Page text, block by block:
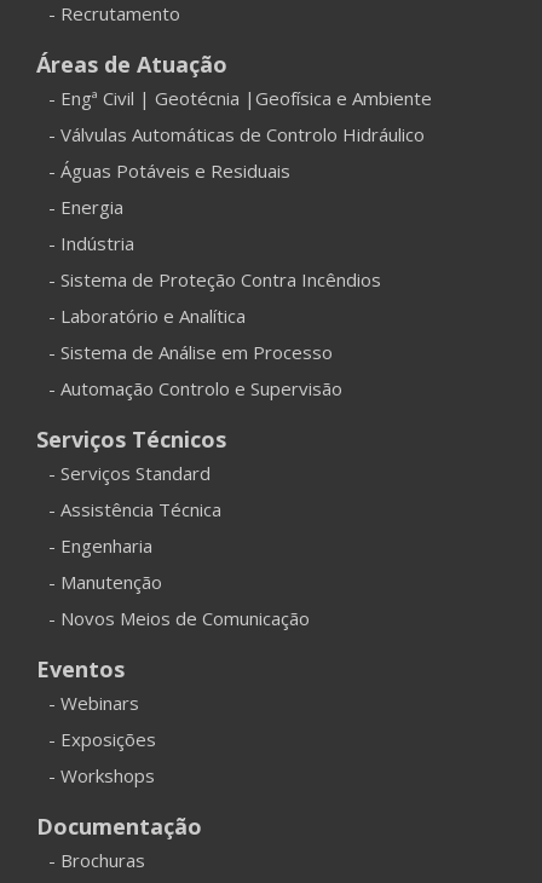
- Recrutamento
Áreas de Atuação
- Engª Civil | Geotécnia |Geofísica e Ambiente
- Válvulas Automáticas de Controlo Hidráulico
- Águas Potáveis e Residuais
- Energia
- Indústria
- Sistema de Proteção Contra Incêndios
- Laboratório e Analítica
- Sistema de Análise em Processo
- Automação Controlo e Supervisão
Serviços Técnicos
- Serviços Standard
- Assistência Técnica
- Engenharia
- Manutenção
- Novos Meios de Comunicação
Eventos
- Webinars
- Exposições
- Workshops
Documentação
- Brochuras